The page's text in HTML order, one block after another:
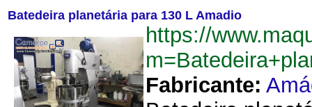
Batedeira planetária para 130 L Amadio
https://
Fabricante: